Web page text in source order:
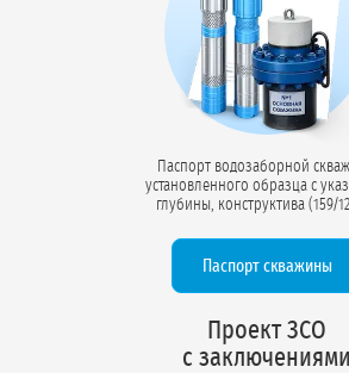
Паспорт водозаборной
установленного образца с
глубины, конструктива (159/127мм,
статического и
уровней, химического состава воды
(54 компонента). Документ для
Паспорт скважины
Проект ЗСО
с заключениями